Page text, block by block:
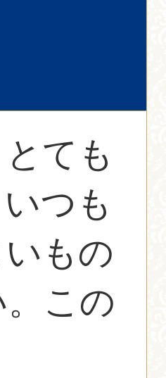
ても
つも
もの
この